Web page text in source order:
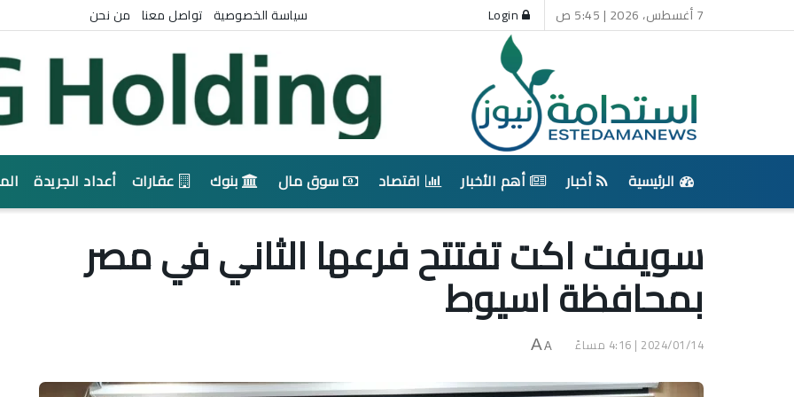
7 أغسطس، 2026 | 5:45 ص سياسة الخصوصية تواصل معنا من نحن
الرئيسية أخبار أهم الأخبار اقتصاد سوق مال بنوك عقارات أعداد الجريدة
سويفت اكت تفتتح فرعها الثاني في مصر
بمحافظة اسيوط
2024/01/14 | 4:16 مساءً A
A